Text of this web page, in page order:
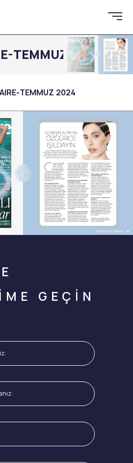
TEMMUZ 2024
TEMMUZ 2024
GEÇİN